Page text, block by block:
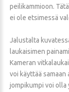
peilikammioon.
ei ole etsimessä
Jalustalta
laukaisimen
Kameran
voi käyttää samaan
jompikumpi voi olla